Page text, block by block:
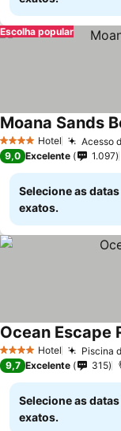
Escolha popular
4 EstrelasHotel Acesso
Moana Sands
9,0 Excelente 1.097
Selecione as
exatos.
4 EstrelasHotel Piscina
Ocean Escape
9,7 Excelente 315
Selecione as
exatos.